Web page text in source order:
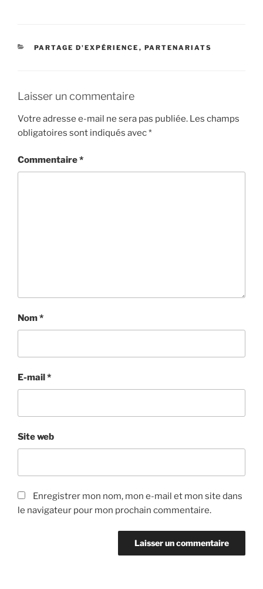
CATÉGORIES
PARTAGE D'EXPÉRIENCE , PARTENARIATS
Laisser un commentaire
Votre adresse e-mail ne sera pas publiée. Les champs
obligatoires sont indiqués avec*
Commentaire*
Nom*
E-mail*
Site web
Enregistrer mon nom, mon e-mail et mon site dans
le navigateur pour mon prochain commentaire.